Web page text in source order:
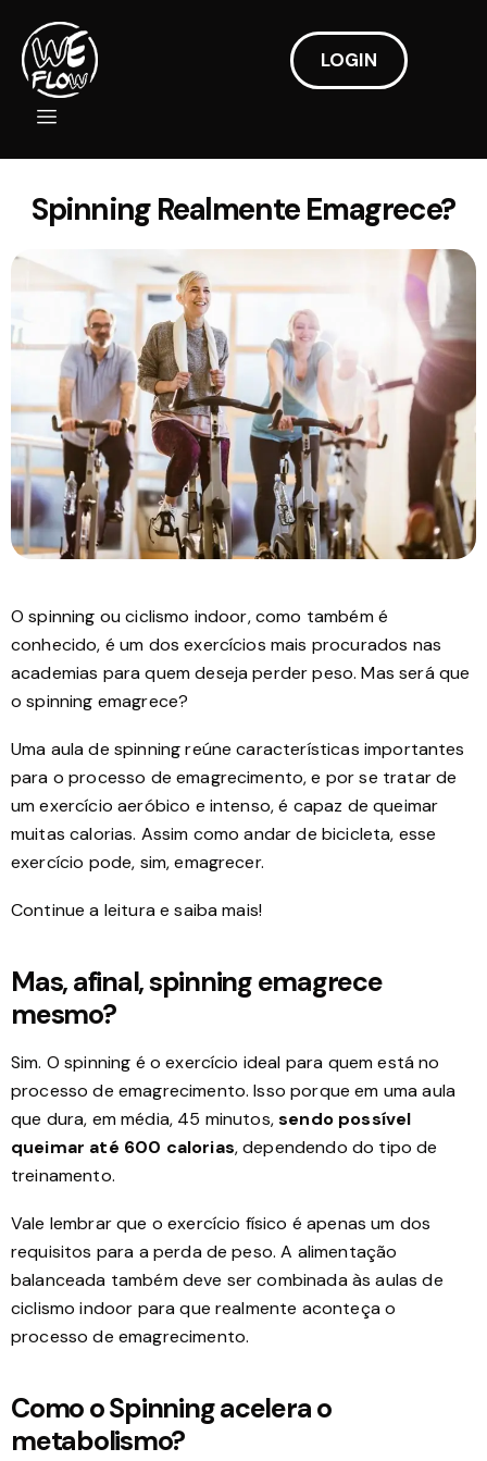
LOGIN
Spinning Realmente Emagrece?
O spinning ou ciclismo indoor, como também é
conhecido, é um dos exercícios mais procurados nas
academias para quem deseja perder peso. Mas será que
o spinning emagrece?
Uma aula de spinning reúne características importantes
para o processo de emagrecimento, e por se tratar de
um exercício aeróbico e intenso, é capaz de queimar
muitas calorias. Assim como andar de bicicleta, esse
exercício pode, sim, emagrecer.
Continue a leitura e saiba mais!
Mas, afinal, spinning emagrece
mesmo?
Sim. O spinning é o exercício ideal para quem está no
processo de emagrecimento. Isso porque em uma aula
que dura, em média, 45 minutos,sendo possível
queimar até 600 calorias, dependendo do tipo de
treinamento.
Vale lembrar que o exercício físico é apenas um dos
requisitos para a perda de peso. A alimentação
balanceada também deve ser combinada às aulas de
ciclismo indoor para que realmente aconteça o
processo de emagrecimento.
Como o Spinning acelera o
metabolismo?